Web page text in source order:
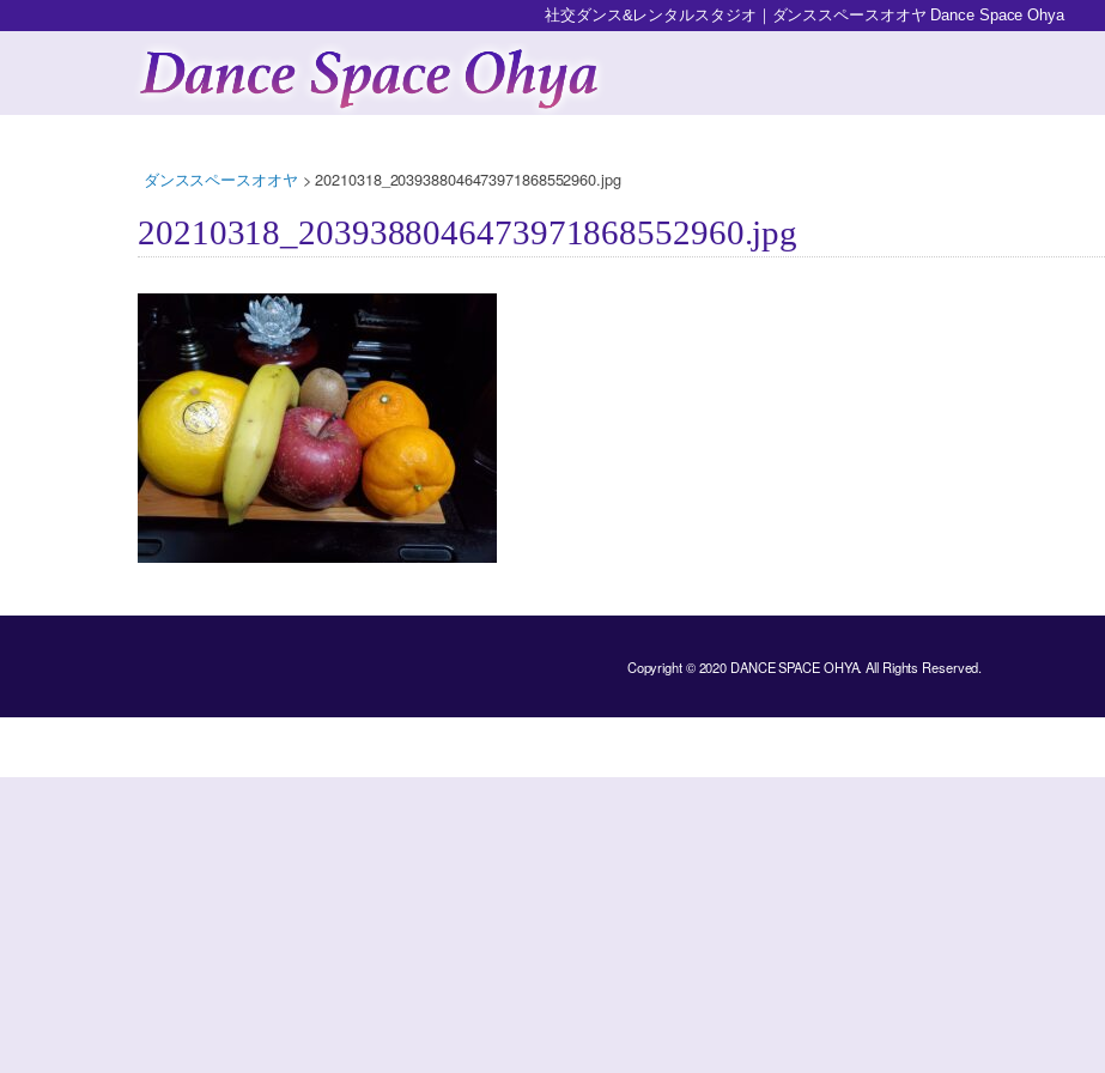
社交ダンス&レンタルスタジオ｜ダンススペースオオヤ Dance Space Ohya
ダンススペースオオヤ >20210318_2039388046473971868552960.jpg
20210318_2039388046473971868552960.jpg
Copyright © 2020 DANCE SPACE OHYA. All Rights Reserved.